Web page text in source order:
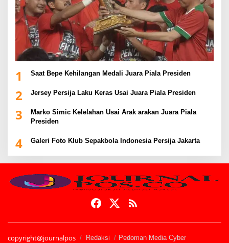
1 Saat Bepe Kehilangan Medali Juara Piala Presiden
2 Jersey Persija Laku Keras Usai Juara Piala Presiden
3
Marko Simic Kelelahan Usai Arak arakan Juara Piala
Presiden
4 Galeri Foto Klub Sepakbola Indonesia Persija Jakarta
copyright@journalpos Redaksi Pedoman Media Cyber